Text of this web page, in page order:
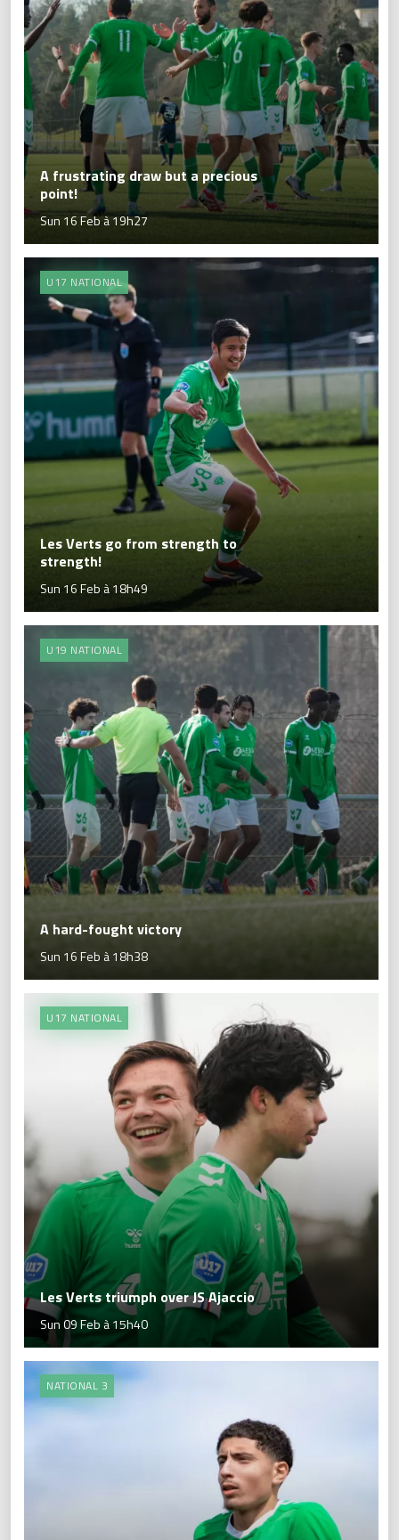
A frustrating draw but a precious
point!
Sun 16 Feb à 19h27
U17 NATIONAL
Les Verts go from strength to
strength!
Sun 16 Feb à 18h49
U19 NATIONAL
A hard-fought victory
Sun 16 Feb à 18h38
U17 NATIONAL
Les Verts triumph over JS Ajaccio
Sun 09 Feb à 15h40
NATIONAL 3